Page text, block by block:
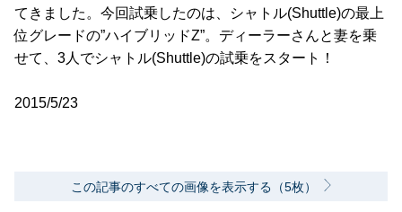
てきました。今回試乗したのは、シャトル(Shuttle)の最上
位グレードの”ハイブリッドZ”。ディーラーさんと妻を乗
せて、3人でシャトル(Shuttle)の試乗をスタート！
2015/5/23
この記事のすべての画像を表示する（5枚）